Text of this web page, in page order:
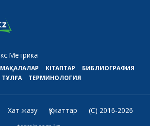
МАҚАЛАЛАР КІТАПТАР
БИБЛИОГРАФИЯ
ТҰЛҒА
ТЕРМИНОЛОГИЯ
Хат жазу Құжаттар
(C) 2016-2026